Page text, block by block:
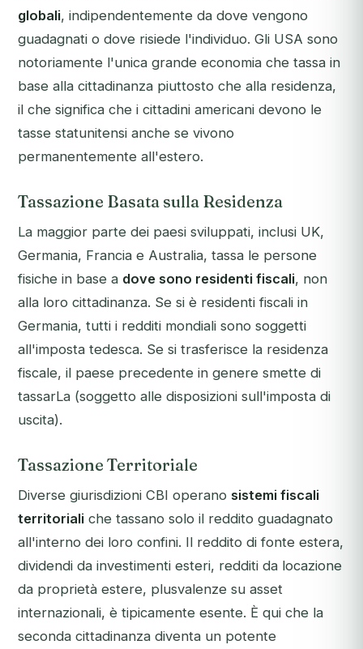
globali, indipendentemente da dove vengono
guadagnati o dove risiede l'individuo. Gli USA sono
notoriamente l'unica grande economia che tassa in
base alla cittadinanza piuttosto che alla residenza,
il che significa che i cittadini americani devono le
tasse statunitensi anche se vivono
permanentemente all'estero.
Tassazione Basata sulla Residenza
La maggior parte dei paesi sviluppati, inclusi UK,
Germania, Francia e Australia, tassa le persone
fisiche in base a dove sono residenti fiscali, non
alla loro cittadinanza. Se si è residenti fiscali in
Germania, tutti i redditi mondiali sono soggetti
all'imposta tedesca. Se si trasferisce la residenza
fiscale, il paese precedente in genere smette di
tassarLa (soggetto alle disposizioni sull'imposta di
uscita).
Tassazione Territoriale
Diverse giurisdizioni CBI operano sistemi fiscali
territoriali che tassano solo il reddito guadagnato
all'interno dei loro confini. Il reddito di fonte estera,
dividendi da investimenti esteri, redditi da locazione
da proprietà estere, plusvalenze su asset
internazionali, è tipicamente esente. È qui che la
seconda cittadinanza diventa un potente